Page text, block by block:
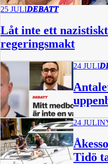
25 JULIDEBATT
Låt inte ett
regeringsmakt
24 JULI
24 JULI
Tidö